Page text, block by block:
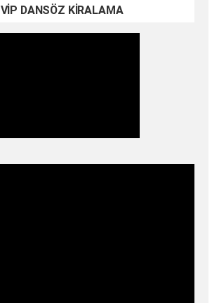
VİP DANSÖZ KİRALAMA